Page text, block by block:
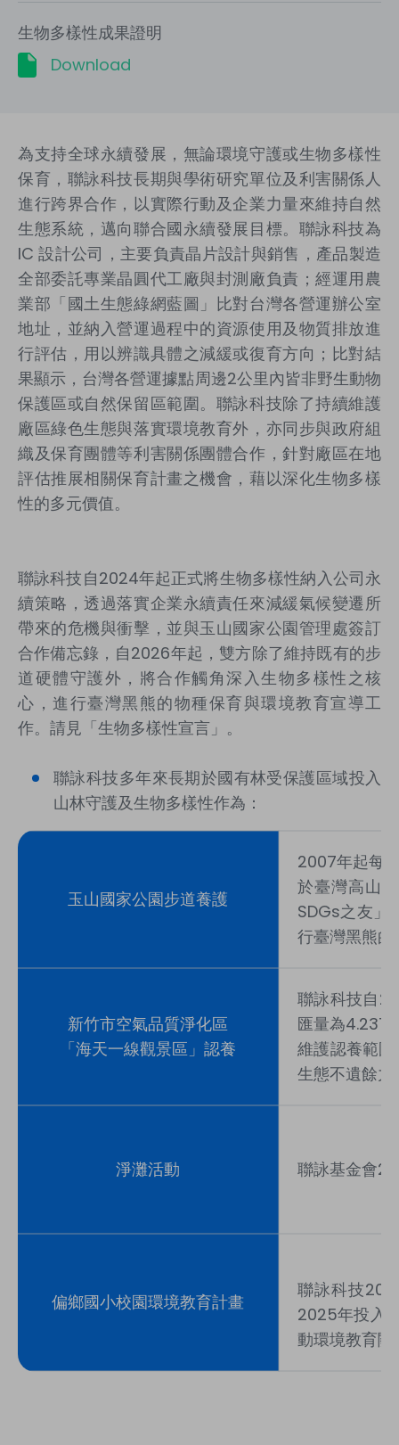
生物多樣性成果證明
Download
為支持全球永續發展，無論環境守護或生物多樣性
保育，聯詠科技長期與學術研究單位及利害關係人
進行跨界合作，以實際行動及企業力量來維持自然
生態系統，邁向聯合國永續發展目標。聯詠科技為
IC 設計公司，主要負責晶片設計與銷售，產品製造
全部委託專業晶圓代工廠與封測廠負責；經運用農
業部「國土生態綠網藍圖」比對台灣各營運辦公室
地址，並納入營運過程中的資源使用及物質排放進
行評估，用以辨識具體之減緩或復育方向；比對結
果顯示，台灣各營運據點周邊2公里內皆非野生動物
保護區或自然保留區範圍。聯詠科技除了持續維護
廠區綠色生態與落實環境教育外，亦同步與政府組
織及保育團體等利害關係團體合作，針對廠區在地
評估推展相關保育計畫之機會，藉以深化生物多樣
性的多元價值。
聯詠科技自2024年起正式將生物多樣性納入公司永
續策略，透過落實企業永續責任來減緩氣候變遷所
帶來的危機與衝擊，並與玉山國家公園管理處簽訂
合作備忘錄，自2026年起，雙方除了維持既有的步
道硬體守護外，將合作觸角深入生物多樣性之核
心，進行臺灣黑熊的物種保育與環境教育宣導工
作。請見「生物多樣性宣言」。
聯詠科技多年來長期於國有林受保護區域投入
山林守護及生物多樣性作為：
玉山國家公園步道養護
2007年起每
於臺灣高山
SDGs之友」
行臺灣黑熊
新竹市空氣品質淨化區
「海天一線觀景區」認養
聯詠科技自
匯量為4.237
維護認養範
生態不遺餘力
淨灘活動 聯詠基金會
偏鄉國小校園環境教育計畫
聯詠科技
2025年投入
動環境教育